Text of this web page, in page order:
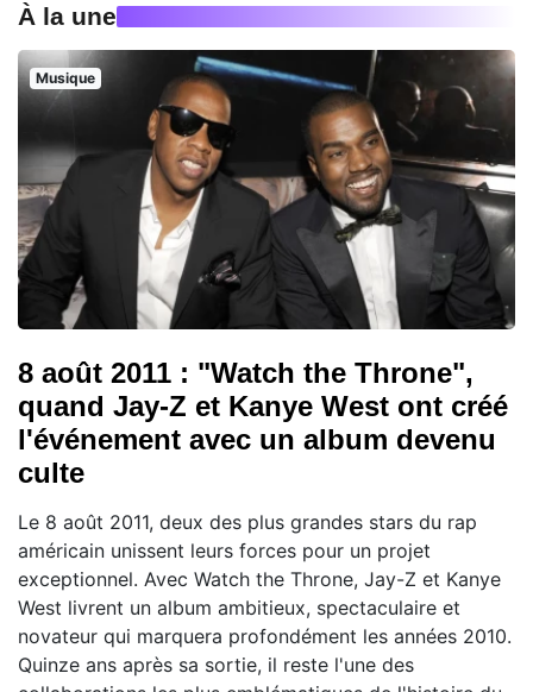
À la une
Musique
8 août 2011 : "Watch the Throne",
quand Jay-Z et Kanye West ont créé
l'événement avec un album devenu
culte
Le 8 août 2011, deux des plus grandes stars du rap
américain unissent leurs forces pour un projet
exceptionnel. Avec Watch the Throne, Jay-Z et Kanye
West livrent un album ambitieux, spectaculaire et
novateur qui marquera profondément les années 2010.
Quinze ans après sa sortie, il reste l'une des